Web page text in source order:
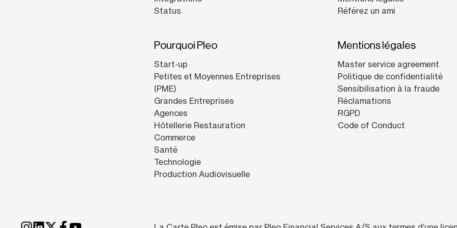
Status
Référez un ami
Pourquoi Pleo
Start-up
Petites et Moyennes Entreprises
(PME)
Grandes Entreprises
Agences
Hôtellerie Restauration
Commerce
Santé
Technologie
Production Audiovisuelle
Mentions légales
Master service agreement
Politique de confidentialité
Sensibilisation à la fraude
Réclamations
RGPD
Code of Conduct